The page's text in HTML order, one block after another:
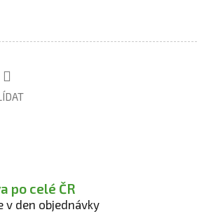
po celé ČR
v den objednávky